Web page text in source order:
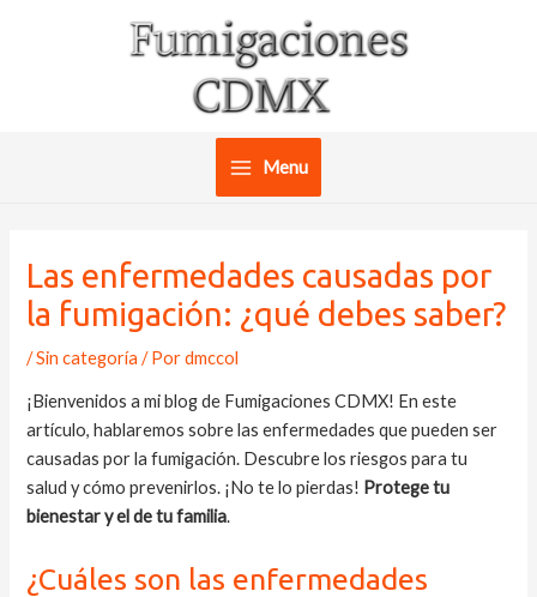
Main
Menu
Las enfermedades causadas por
la fumigación: ¿qué debes saber?
/Sin categoría / Pordmccol
¡Bienvenidos a mi blog de Fumigaciones CDMX! En este
artículo, hablaremos sobre las enfermedades que pueden ser
causadas por la fumigación. Descubre los riesgos para tu
salud y cómo prevenirlos. ¡No te lo pierdas! Protege tu
bienestar y el de tu familia.
¿Cuáles son las enfermedades